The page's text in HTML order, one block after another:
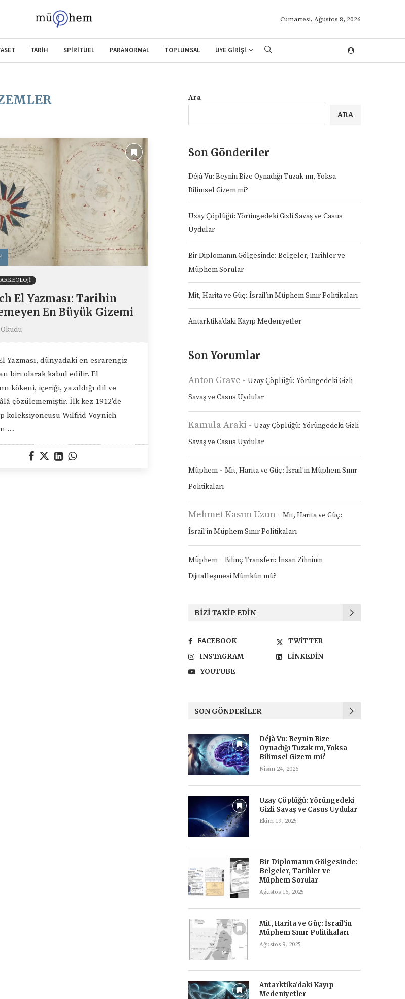
Cumartesi, Ağustos 8, 2026
TARİH SPİRİTÜEL PARANORMAL TOPLUMSAL ÜYE GİRİŞİ
El Yazması: Tarihin
En Büyük Gizemi
Okudu
Yazması, dünyadaki en esrarengiz
biri olarak kabul edilir. El
kökeni, içeriği, yazıldığı dil ve
çözülememiştir. İlk kez 1912’de
koleksiyoncusu Wilfrid Voynich
…
Ara
ARA
Son Gönderiler
Déjà Vu: Beynin Bize Oynadığı Tuzak mı, Yoksa
Bilimsel Gizem mi?
Uzay Çöplüğü: Yörüngedeki Gizli Savaş ve Casus
Uydular
Bir Diplomanın Gölgesinde: Belgeler, Tarihler ve
Müphem Sorular
Mit, Harita ve Güç: İsrail’in Müphem Sınır Politikaları
Antarktika’daki Kayıp Medeniyetler
Son Yorumlar
Anton Grave - Uzay Çöplüğü: Yörüngedeki Gizli
Savaş ve Casus Uydular
Kamula Araki - Uzay Çöplüğü: Yörüngedeki Gizli
Savaş ve Casus Uydular
Müphem - Mit, Harita ve Güç: İsrail’in Müphem Sınır
Politikaları
Mehmet Kasım Uzun - Mit, Harita ve Güç:
İsrail’in Müphem Sınır Politikaları
Müphem - Bilinç Transferi: İnsan Zihninin
Dijitalleşmesi Mümkün mü?
BIZI TAKIP EDIN
FACEBOOK
TWITTER
INSTAGRAM
LINKEDIN
YOUTUBE
SON GÖNDERILER
Déjà Vu: Beynin Bize
Oynadığı Tuzak mı, Yoksa
Bilimsel Gizem mi?
Nisan 24, 2026
Uzay Çöplüğü: Yörüngedeki
Gizli Savaş ve Casus Uydular
Ekim 19, 2025
Bir Diplomanın Gölgesinde:
Belgeler, Tarihler ve
Müphem Sorular
Ağustos 16, 2025
Mit, Harita ve Güç: İsrail’in
Müphem Sınır Politikaları
Ağustos 9, 2025
Antarktika’daki Kayıp
Medeniyetler